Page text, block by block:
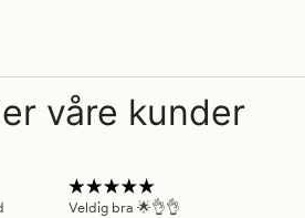
våre kunder
Veldig bra 🌟👌👌